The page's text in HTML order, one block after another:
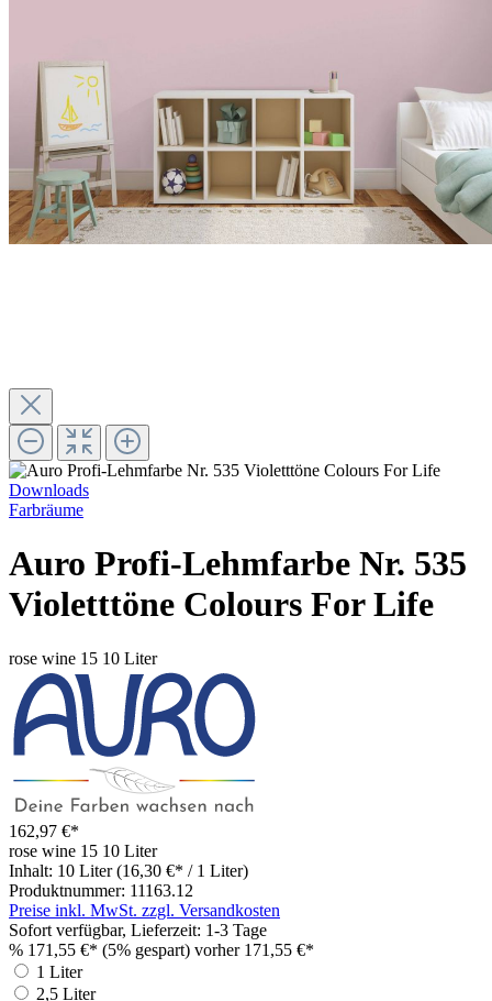
Downloads
Farbräume
Auro Profi-Lehmfarbe Nr. 535
Violetttöne Colours For Life
rose wine 15 10 Liter
162,97 €*
rose wine 15 10 Liter
Inhalt: 10 Liter (16,30 €* / 1 Liter)
Produktnummer: 11163.12
Preise inkl. MwSt. zzgl. Versandkosten
Sofort verfügbar, Lieferzeit: 1-3 Tage
% 171,55 €* (5% gespart) vorher 171,55 €*
1 Liter
2,5 Liter